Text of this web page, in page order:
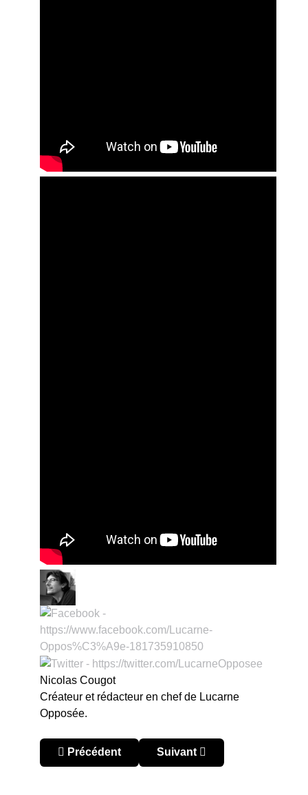
Nicolas Cougot
Créateur et rédacteur en chef de Lucarne
Opposée.
Article précédent : Chili – Primera División
Précédent Article suivant : Chili –
Suivant